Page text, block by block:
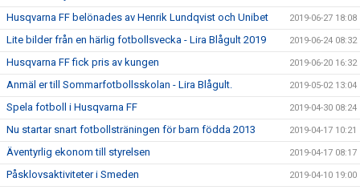
Husqvarna FF belönades av Henrik Lundqvist och Unibet 2019-06-27 18:08
Lite bilder från en härlig fotbollsvecka - Lira Blågult 2019 2019-06-24 08:32
Husqvarna FF fick pris av kungen 2019-06-20 16:32
Anmäl er till Sommarfotbollsskolan - Lira Blågult. 2019-05-02 13:04
Spela fotboll i Husqvarna FF 2019-04-30 08:24
Nu startar snart fotbollsträningen för barn födda 2013 2019-04-17 10:21
Äventyrlig ekonom till styrelsen 2019-04-17 08:17
Påsklovsaktiviteter i Smeden 2019-04-10 19:00